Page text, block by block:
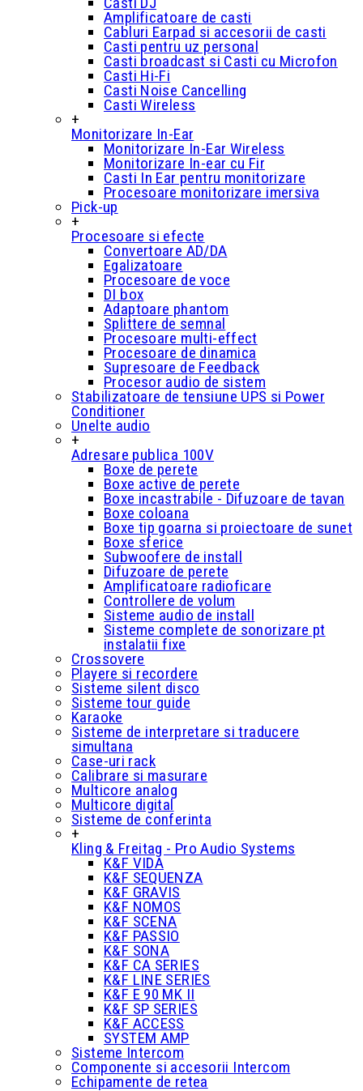
Amplificatoare de casti
Cabluri Earpad si accesorii de casti
Casti pentru uz personal
Casti broadcast si Casti cu Microfon
Casti Hi-Fi
Casti Noise Cancelling
Casti Wireless
+
Monitorizare In-Ear
Monitorizare In-Ear Wireless
Monitorizare In-ear cu Fir
Casti In Ear pentru monitorizare
Procesoare monitorizare imersiva
Pick-up
+
Procesoare si efecte
Convertoare AD/DA
Egalizatoare
Procesoare de voce
DI box
Adaptoare phantom
Splittere de semnal
Procesoare multi-effect
Procesoare de dinamica
Supresoare de Feedback
Procesor audio de sistem
Stabilizatoare de tensiune UPS si Power
Conditioner
Unelte audio
+
Adresare publica 100V
Boxe de perete
Boxe active de perete
Boxe incastrabile - Difuzoare de tavan
Boxe coloana
Boxe tip goarna si proiectoare de sunet
Boxe sferice
Subwoofere de install
Difuzoare de perete
Amplificatoare radioficare
Controllere de volum
Sisteme audio de install
Sisteme complete de sonorizare pt
instalatii fixe
Crossovere
Playere si recordere
Sisteme silent disco
Sisteme tour guide
Karaoke
Sisteme de interpretare si traducere
simultana
Case-uri rack
Calibrare si masurare
Multicore analog
Multicore digital
Sisteme de conferinta
+
Kling & Freitag - Pro Audio Systems
K&F VIDA
K&F SEQUENZA
K&F GRAVIS
K&F NOMOS
K&F SCENA
K&F PASSIO
K&F SONA
K&F CA SERIES
K&F LINE SERIES
K&F E 90 MK II
K&F SP SERIES
K&F ACCESS
SYSTEM AMP
Sisteme Intercom
Componente si accesorii Intercom
Echipamente de retea